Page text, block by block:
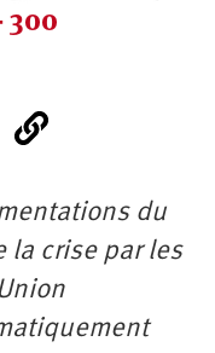
300
du
la crise par les